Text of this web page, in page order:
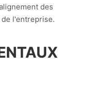
des
l'entreprise.